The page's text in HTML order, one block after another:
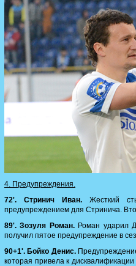
4. Предупреждения.
72'. Стринич Иван.Жесткий
предупреждением для Стринича.
89'. Зозуля Роман.Роман ударил
получил пятое предупреждение в
90+1'. Бойко Денис.
которая привела к